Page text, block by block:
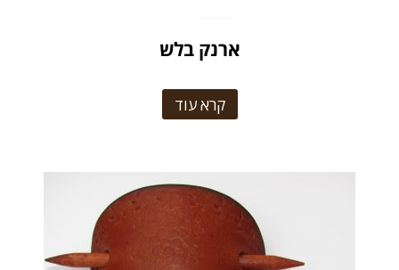
ארנק בלש
קרא עוד